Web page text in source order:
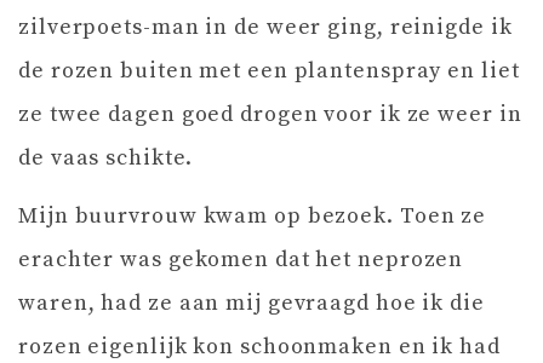
zilverpoets-man in de weer ging, reinigde ik
de rozen buiten met een plantenspray en liet
ze twee dagen goed drogen voor ik ze weer in
de vaas schikte.
Mijn buurvrouw kwam op bezoek. Toen ze
erachter was gekomen dat het neprozen
waren, had ze aan mij gevraagd hoe ik die
rozen eigenlijk kon schoonmaken en ik had